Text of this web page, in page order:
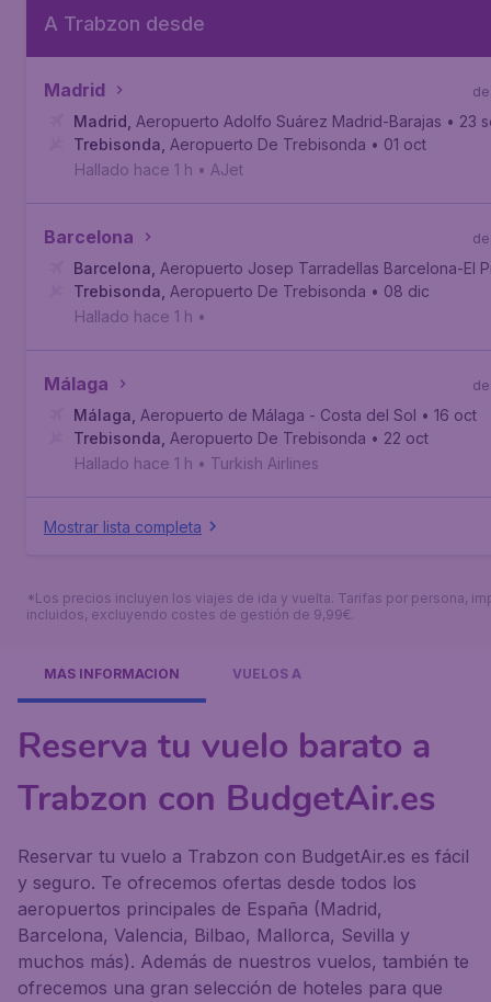
A Trabzon desde
Madrid
Madrid Aeropuerto Adolfo Suárez Madrid-Barajas • 23
Trebisonda Aeropuerto De Trebisonda • 01 oct
Hallado hace 1 h • AJet
Barcelona
Barcelona Aeropuerto Josep Tarradellas Barcelona-El
Trebisonda Aeropuerto De Trebisonda • 08 dic
Hallado hace 1 h •
Málaga
Málaga Aeropuerto de Málaga - Costa del Sol • 16 oct
Trebisonda Aeropuerto De Trebisonda • 22 oct
Hallado hace 1 h • Turkish Airlines
Mostrar lista completa
*Los precios incluyen los viajes de ida y vuelta. Tarifas por persona,
incluidos, excluyendo costes de gestión de 9,99€.
MÁS INFORMACIÓN VUELOS A
Reserva tu vuelo barato a
Trabzon con BudgetAir.es
Reservar tu vuelo a Trabzon con BudgetAir.es es fácil
y seguro. Te ofrecemos ofertas desde todos los
aeropuertos principales de España (Madrid,
Barcelona, Valencia, Bilbao, Mallorca, Sevilla y
muchos más). Además de nuestros vuelos, también te
ofrecemos una gran selección de hoteles para que